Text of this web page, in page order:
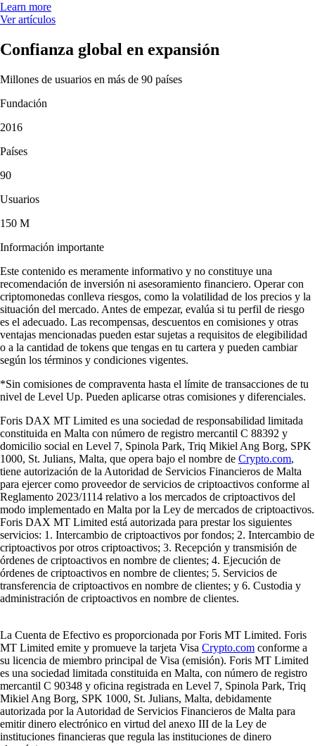
Learn more
Ver artículos
Confianza global en expansión
Millones de usuarios en más de 90 países
Fundación
2016
Países
90
Usuarios
150 M
Información importante
Este contenido es meramente informativo y no constituye una
recomendación de inversión ni asesoramiento financiero. Operar con
criptomonedas conlleva riesgos, como la volatilidad de los precios y la
situación del mercado. Antes de empezar, evalúa si tu perfil de riesgo
es el adecuado. Las recompensas, descuentos en comisiones y otras
ventajas mencionadas pueden estar sujetas a requisitos de elegibilidad
o a la cantidad de tokens que tengas en tu cartera y pueden cambiar
según los términos y condiciones vigentes.
*Sin comisiones de compraventa hasta el límite de transacciones de tu
nivel de Level Up. Pueden aplicarse otras comisiones y diferenciales.
Foris DAX MT Limited es una sociedad de responsabilidad limitada
constituida en Malta con número de registro mercantil C 88392 y
domicilio social en Level 7, Spinola Park, Triq Mikiel Ang Borg, SPK
1000, St. Julians, Malta, que opera bajo el nombre de Crypto.com,
tiene autorización de la Autoridad de Servicios Financieros de Malta
para ejercer como proveedor de servicios de criptoactivos conforme al
Reglamento 2023/1114 relativo a los mercados de criptoactivos del
modo implementado en Malta por la Ley de mercados de criptoactivos.
Foris DAX MT Limited está autorizada para prestar los siguientes
servicios: 1. Intercambio de criptoactivos por fondos; 2. Intercambio de
criptoactivos por otros criptoactivos; 3. Recepción y transmisión de
órdenes de criptoactivos en nombre de clientes; 4. Ejecución de
órdenes de criptoactivos en nombre de clientes; 5. Servicios de
transferencia de criptoactivos en nombre de clientes; y 6. Custodia y
administración de criptoactivos en nombre de clientes.
La Cuenta de Efectivo es proporcionada por Foris MT Limited. Foris
MT Limited emite y promueve la tarjeta Visa Crypto.com conforme a
su licencia de miembro principal de Visa (emisión). Foris MT Limited
es una sociedad limitada constituida en Malta, con número de registro
mercantil C 90348 y oficina registrada en Level 7, Spinola Park, Triq
Mikiel Ang Borg, SPK 1000, St. Julians, Malta, debidamente
autorizada por la Autoridad de Servicios Financieros de Malta para
emitir dinero electrónico en virtud del anexo III de la Ley de
instituciones financieras que regula las instituciones de dinero